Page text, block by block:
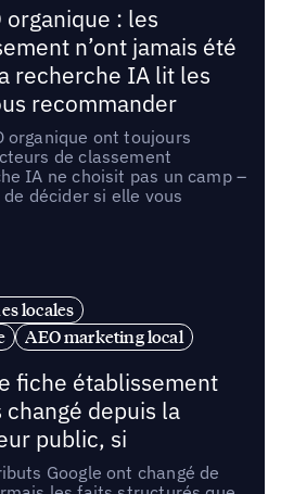
organique : les
n’ont jamais été
recherche IA lit les
recommander
organique ont toujours
de classement
IA ne choisit pas un camp –
décider si elle vous
locales
AEO marketing local
fiche établissement
changé depuis la
public, si
Google ont changé de